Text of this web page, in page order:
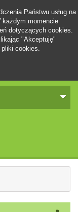
Państwu usług na
każdym momencie
dotyczących cookies.
"Akceptuję"
cookies.